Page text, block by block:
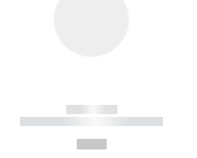
------------
----------- ----------- ----------